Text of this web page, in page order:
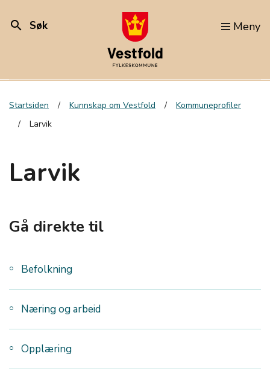
search Søk Meny
Startsiden Kunnskap om Vestfold
Kommuneprofiler
Larvik
Larvik
Gå direkte til
Befolkning
Næring og arbeid
Opplæring